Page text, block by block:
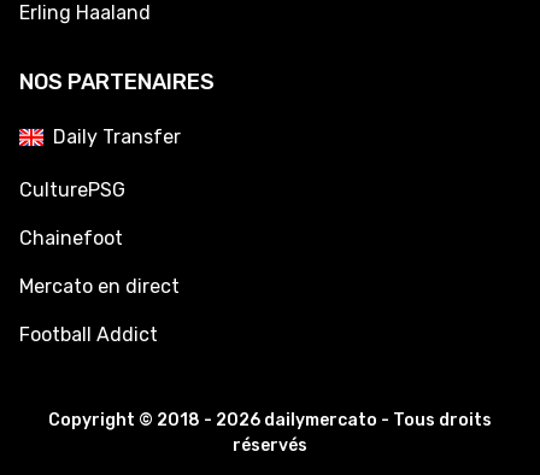
Erling Haaland
NOS PARTENAIRES
Daily Transfer
CulturePSG
Chainefoot
Mercato en direct
Football Addict
Copyright © 2018 - 2026 dailymercato - Tous droits
réservés